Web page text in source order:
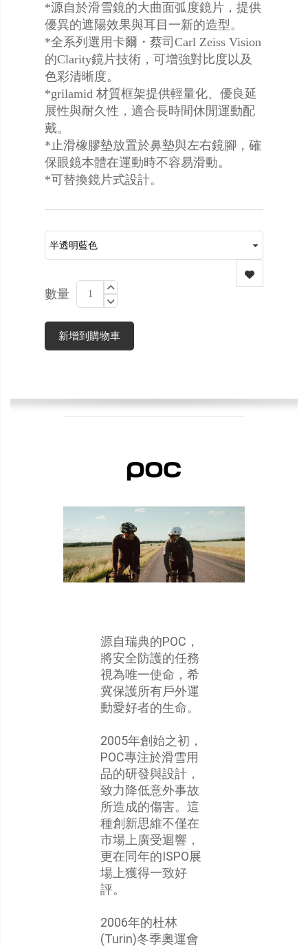
*源自於滑雪鏡的大曲面弧度鏡片，提供
優異的遮陽效果與耳目一新的造型。
*全系列選用卡爾・蔡司Carl Zeiss Vision
的Clarity鏡片技術，可增強對比度以及
色彩清晰度。
*grilamid 材質框架提供輕量化、優良延
展性與耐久性，適合長時間休閒運動配
戴。
*止滑橡膠墊放置於鼻墊與左右鏡腳，確
保眼鏡本體在運動時不容易滑動。
*可替換鏡片式設計。
數量
新增到購物車
源自瑞典的POC，
將安全防護的任務
視為唯一使命，希
冀保護所有戶外運
動愛好者的生命。
2005年創始之初，
POC專注於滑雪用
品的研發與設計，
致力降低意外事故
所造成的傷害。這
種創新思維不僅在
市場上廣受迴響，
更在同年的ISPO展
場上獲得一致好
評。
2006年的杜林
(Turin)冬季奧運會